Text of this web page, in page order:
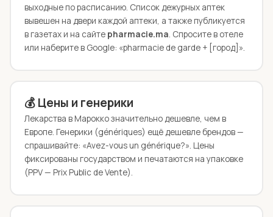
выходные по расписанию. Список дежурных аптек
вывешен на двери каждой аптеки, а также публикуется
в газетах и на сайте pharmacie.ma . Спросите в отеле
или наберите в Google: «pharmacie de garde + [город]».
💰 Цены и генерики
Лекарства в Марокко значительно дешевле, чем в
Европе. Генерики (génériques) ещё дешевле брендов —
спрашивайте: «Avez-vous un générique?». Цены
фиксированы государством и печатаются на упаковке
(PPV — Prix Public de Vente).